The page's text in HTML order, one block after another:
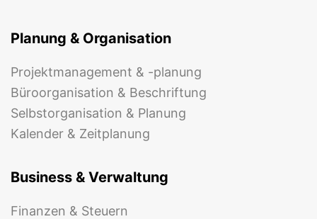
Planung & Organisation
Projektmanagement & -planung
Büroorganisation & Beschriftung
Selbstorganisation & Planung
Kalender & Zeitplanung
Business & Verwaltung
Finanzen & Steuern